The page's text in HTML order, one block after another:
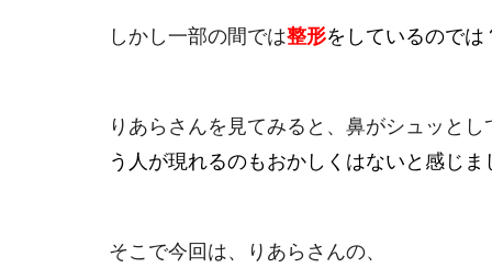
しかし一部の間では整形をしているので
りあらさんを見てみると、鼻がシュッと
う人が現れるのもおかしくはないと感じま
そこで今回は、りあらさんの、